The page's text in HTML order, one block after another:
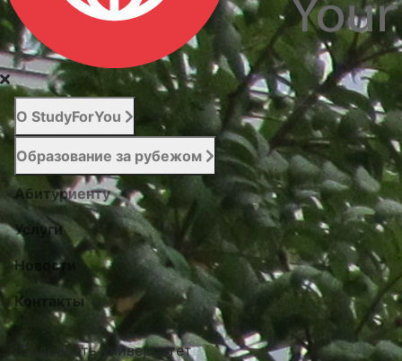
О StudyForYou
Образование за рубежом
Абитуриенту
Услуги
Новости
Контакты
Подобрать университет